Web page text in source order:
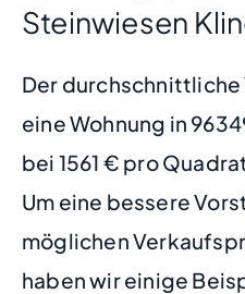
Steinwiesen
Der
eine Wohnung in
bei 1561 € pro
Um eine bessere
möglichen
haben wir einige